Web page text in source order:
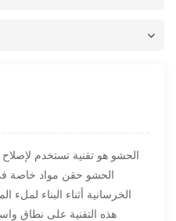
الحشو هو تقنية تستخدم
الحشو حقن مواد خاصة
الخرسانية أثناء البناء لملء
هذه التقنية على نطاق